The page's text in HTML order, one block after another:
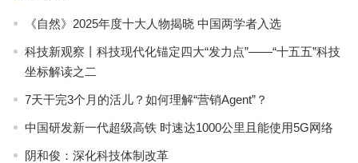
《自然》2025年度十大人物揭晓 中国两学者入选
科技新观察丨科技现代化锚定四大“发力点”——“十五五”科技
坐标解读之二
7天干完3个月的活儿？如何理解“营销Agent”？
中国研发新一代超级高铁 时速达1000公里且能使用5G网络
阴和俊：深化科技体制改革